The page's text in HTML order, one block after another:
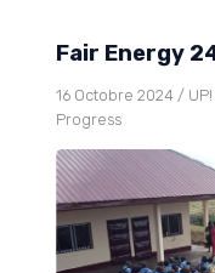
Fair Energy
16 Octobre 2024 /
Progress